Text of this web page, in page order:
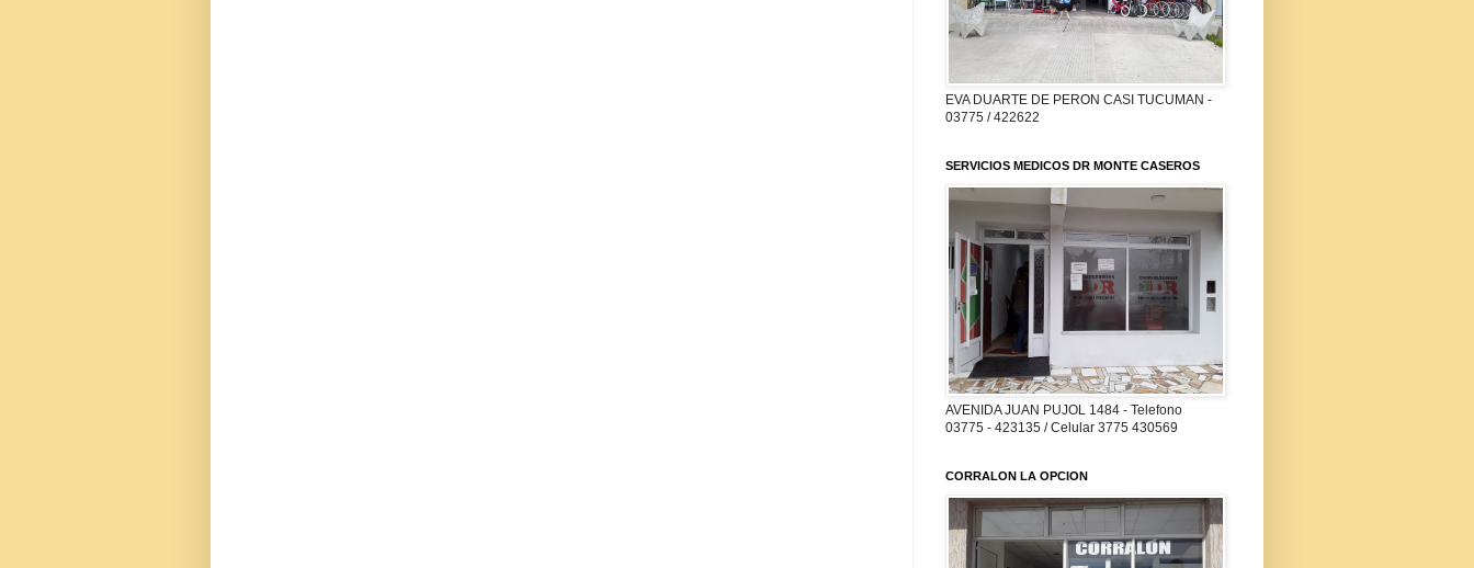
EVA DUARTE DE PERON CASI TUCUMAN -
03775 / 422622
SERVICIOS MEDICOS DR MONTE CASEROS
AVENIDA JUAN PUJOL 1484 - Telefono
03775 - 423135 / Celular 3775 430569
CORRALON LA OPCION